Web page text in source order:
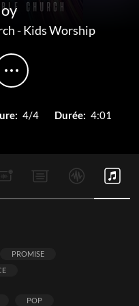
-Kids Worship
4/4 Durée: 4:01
PROMISE
POP